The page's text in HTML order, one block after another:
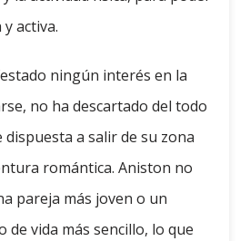
activa.
ningún interés en la
no ha descartado del todo
a salir de su zona
romántica. Aniston no
pareja más joven o un
de vida más sencillo, lo que